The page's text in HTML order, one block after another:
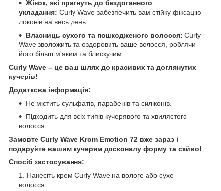
Жінок, які прагнуть до бездоганного
укладання: Curly Wave забезпечить вам стійку фіксацію
локонів на весь день.
Власниць сухого та пошкодженого волосся: Curly
Wave зволожить та оздоровить ваше волосся, роблячи
його більш м'яким та блискучим.
Curly Wave – це ваш шлях до красивих та доглянутих
кучерів!
Додаткова інформація:
Не містить сульфатів, парабенів та силіконів.
Підходить для всіх типів кучерявого та хвилястого
волосся.
Замовте Curly Wave Krom Emotion 72 вже зараз і
подаруйте вашим кучерям досконалу форму та сяйво!
Спосіб застосування:
Нанесіть крем Curly Wave на вологе або сухе
волосся.